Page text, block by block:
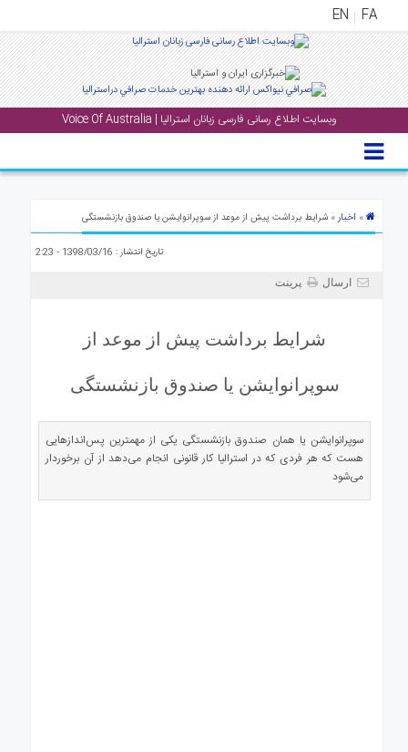
FA
EN
وبسایت اطلاع رسانی فارسی زبانان استرالیا | Voice Of Australia
منوی
اصلی
» اخبار» شرایط برداشت پیش از موعد از سوپرانوایشن یا صندوق بازنشستگی
تاریخ انتشار : 1398/03/16 - 2:23
ارسال پرینت
شرایط برداشت پیش از موعد از
سوپرانوایشن یا صندوق بازنشستگی
سوپرانوایشن یا همان صندوق بازنشستگی یکی از مهمترین پس‌اندازهایی
هست که هر فردی که در استرالیا کار قانونی انجام می‌دهد از آن برخوردار
می‌شود